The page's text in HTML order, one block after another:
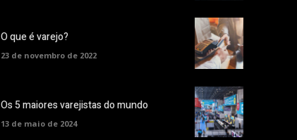
O que é varejo?
23 de novembro de 2022
Os 5 maiores varejistas do mundo
13 de maio de 2024